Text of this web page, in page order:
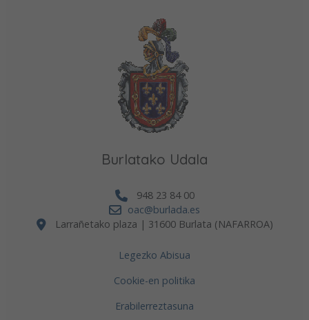
Burlatako Udala
948 23 84 00
oac@burlada.es
Larrañetako plaza | 31600 Burlata (NAFARROA)
Legezko Abisua
Cookie-en politika
Erabilerreztasuna